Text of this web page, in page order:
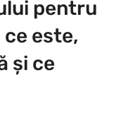
pentru
este,
și ce